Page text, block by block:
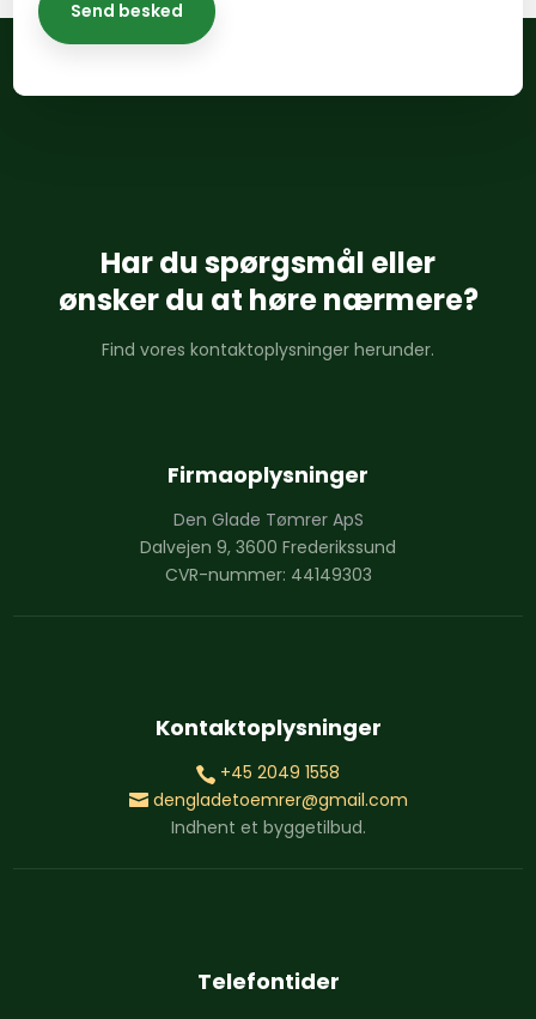
Har du spørgsmål eller
​ønsker du at høre nærmere?
Find vores kontaktoplysninger herunder.
Firmaoplysninger
Den Glade Tømrer ApS
Dalvejen 9, 3600 Frederikssund
CVR-nummer: 44149303
Kontaktoplysninger
+45 2049 1558
dengladetoemrer@gmail.com
Indhent et byggetilbud.
Telefontider